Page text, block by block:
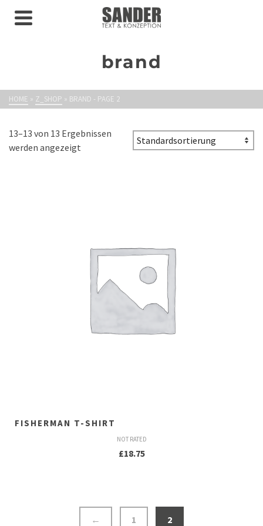
brand
HOME » Z_SHOP » BRAND - PAGE 2
13–13 von 13 Ergebnissen
werden angezeigt
FISHERMAN T-SHIRT
NOT RATED
£18.75
← 1 2